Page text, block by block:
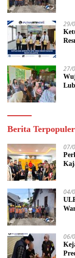
29/
27/
Berita Terpopuler
07/
04/
06/